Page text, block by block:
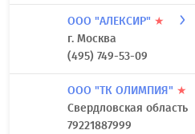
ООО "АЛЕКСИР" ★
г. Москва
(495) 749-53-09
ООО "ТК ОЛИМПИЯ" ★
Свердловская область
79221887999